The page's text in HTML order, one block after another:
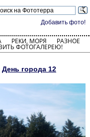
Добавить фото!
РЕКИ, МОРЯ РАЗНОЕ
ФОТОГАЛЕРЕЮ!
День города 12